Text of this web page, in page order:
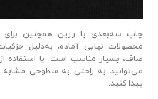
چاپ سه‌بعدی با رزین همچنین برای
محصولات نهایی آماده، به‌دلیل
صاف، بسیار مناسب است. با استفاده
می‌توانید به راحتی به سطوحی
پیدا کنید.